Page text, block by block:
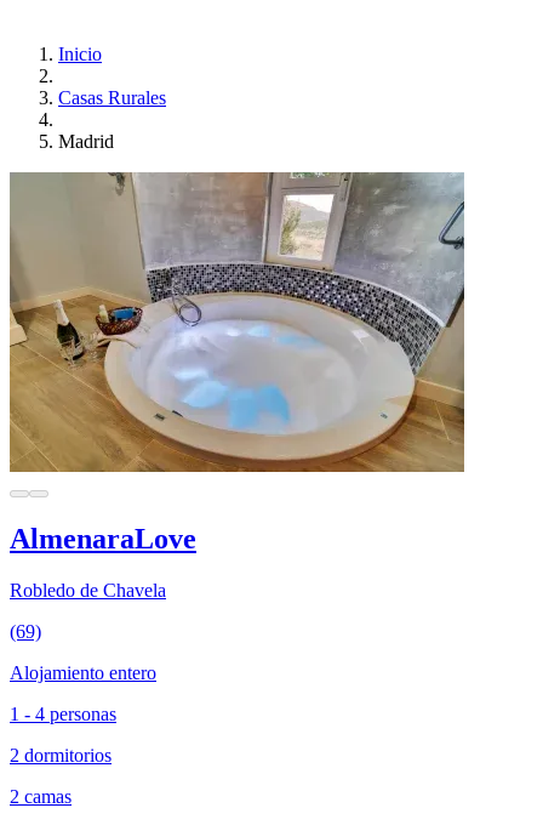
Inicio
Casas Rurales
Madrid
AlmenaraLove
Robledo de Chavela
(69)
Alojamiento entero
1 - 4 personas
2 dormitorios
2 camas